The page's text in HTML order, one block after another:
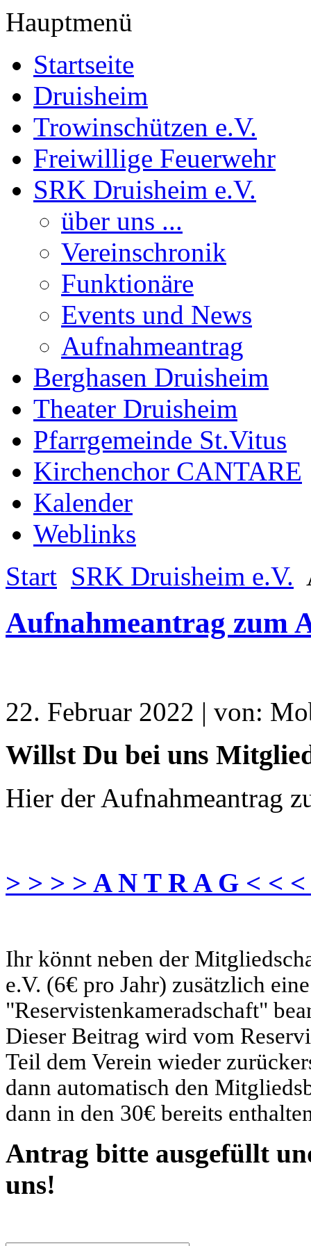
Hauptmenü
Startseite
Druisheim
Trowinschützen e.V.
Freiwillige Feuerwehr
SRK Druisheim e.V.
über uns ...
Vereinschronik
Funktionäre
Events und News
Aufnahmeantrag
Berghasen Druisheim
Theater Druisheim
Pfarrgemeinde St.Vitus
Kirchenchor CANTARE
Kalender
Weblinks
Start SRK Druisheim e.V.
Aufnahmeantrag zum
22. Februar 2022 | von:
Willst Du bei uns
Hier der Aufnahmeantrag
> > > > A N T R A G < <
Ihr könnt neben der
e.V. (6€ pro Jahr) zusätzlich
"Reservistenkameradschaft"
Dieser Beitrag wird vom
Teil dem Verein wieder
dann automatisch den
dann in den 30€ bereits
Antrag bitte ausgefüllt
uns!